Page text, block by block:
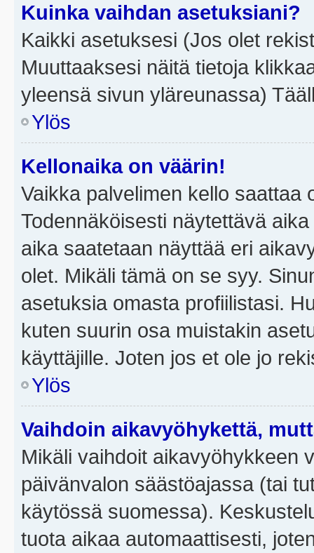
Kuinka vaihdan asetuksiani?
Kaikki asetuksesi (Jos olet
Muuttaaksesi näitä tietoja
yleensä sivun yläreunassa)
Ylös
Kellonaika on väärin!
Vaikka palvelimen kello saattaa
Todennäköisesti näytettävä
aika saatetaan näyttää eri
olet. Mikäli tämä on se syy.
asetuksia omasta profiilistasi.
kuten suurin osa muistakin
käyttäjille. Joten jos et ole jo
Ylös
Vaihdoin aikavyöhykettä,
Mikäli vaihdoit aikavyöhykkeen
päivänvalon säästöajassa (tai
käytössä suomessa).
tuota aikaa automaattisesti,